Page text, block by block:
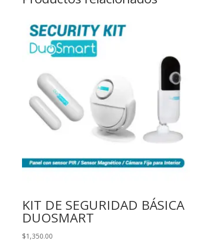
KIT DE SEGURIDAD BÁSICA
DUOSMART
$1,350.00